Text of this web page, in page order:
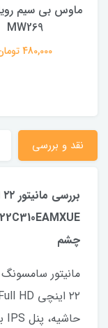
ماوس بی سیم
MW269
480,000 تومان
نقد و بررسی
چشم